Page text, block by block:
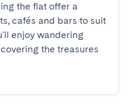
the flat offer a
cafés and bars to suit
enjoy wandering
the treasures